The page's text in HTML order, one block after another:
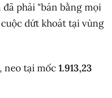
phải "bán bằng mọi
dứt khoát tại vùng
neo tại mốc 1.913,23